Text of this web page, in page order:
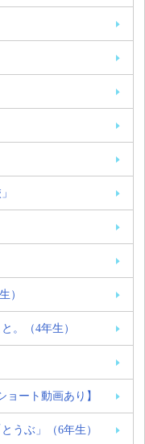
）
。（4年生）
ート動画あり】
うぶ」（6年生）